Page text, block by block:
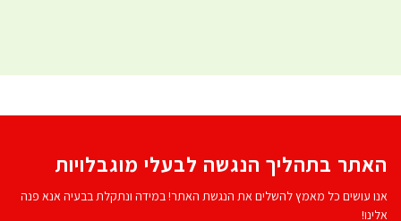
האתר בתהליך הנגשה לבעלי מוגבלויות
אנו עושים כל מאמץ להשלים את הנגשת האתר! במידה ונתקלת בבעיה אנא פנה
אלינו!